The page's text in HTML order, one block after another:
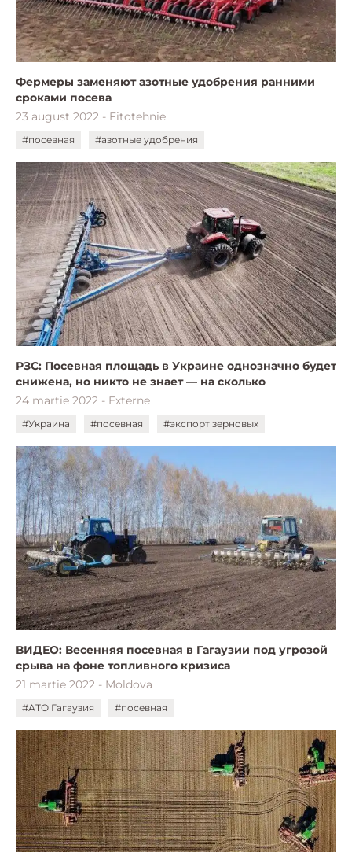
Фермеры заменяют азотные удобрения ранними
сроками посева
23 august 2022 - Fitotehnie
#посевная #азотные удобрения
РЗС: Посевная площадь в Украине однозначно будет
снижена, но никто не знает — на сколько
24 martie 2022 - Externe
#Украина #посевная #экспорт зерновых
ВИДЕО: Весенняя посевная в Гагаузии под угрозой
срыва на фоне топливного кризиса
21 martie 2022 - Moldova
#АТО Гагаузия #посевная